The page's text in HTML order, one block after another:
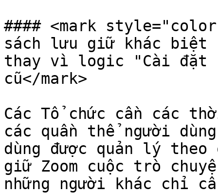
#### <mark
sách lưu giữ khác biệt
thay vì logic "Cài đặt
cũ</mark>
Các Tổ chức cần các
các quần thể người
dùng được quản lý
giữ Zoom cuộc trò
những người khác chỉ